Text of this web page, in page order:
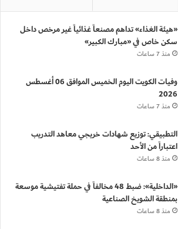
«هيئة الغذاء» تداهم مصنعاً غذائياً غير مرخص داخل
سكن خاص في «مبارك الكبير»
منذ 7 ساعات
وفيات الكويت اليوم الخميس الموافق 06 أغسطس
2026
منذ 7 ساعات
التطبيقي: توزيع شهادات خريجي معاهد التدريب
اعتباراً من الأحد
منذ 8 ساعات
«الداخلية»: ضبط 48 مخالفاً في حملة تفتيشية موسعة
بمنطقة الشويخ الصناعية
منذ 8 ساعات